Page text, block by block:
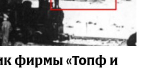
фирмы «Топф и